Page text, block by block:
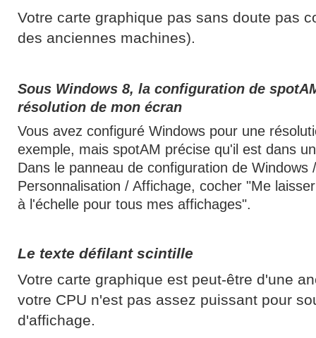
Votre carte graphique pas sans doute pas
des anciennes machines).
Sous Windows 8, la configuration de
résolution de mon écran
Vous avez configuré Windows pour une
exemple, mais spotAM précise qu'il est dans
Dans le panneau de configuration de Windows
Personnalisation / Affichage, cocher "Me
à l'échelle pour tous mes affichages".
Le texte défilant scintille
Votre carte graphique est peut-être d'une
votre CPU n'est pas assez puissant pour
d'affichage.